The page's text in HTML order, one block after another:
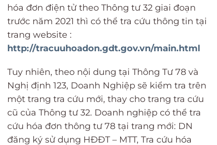
hóa đơn điện tử theo Thông tư 32 giai đoạn
trước năm 2021 thì có thể tra cứu thông tin tại
trang website :
http://tracuuhoadon.gdt.gov.vn/main.html
Tuy nhiên, theo nội dung tại Thông Tư 78 và
Nghị định 123, Doanh Nghiệp sẽ kiểm tra trên
một trang tra cứu mới, thay cho trang tra cứu
cũ của Thông tư 32. Doanh nghiệp có thể tra
cứu hóa đơn thông tư 78 tại trang mới: DN
đăng ký sử dụng HĐĐT – MTT, Tra cứu hóa